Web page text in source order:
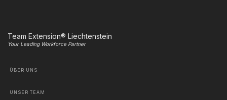
Team Extension® Liechtenstein
Your Leading Workforce Partner
ÜBER UNS
UNSER TEAM